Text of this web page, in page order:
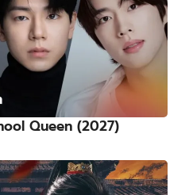
Queen (2027)